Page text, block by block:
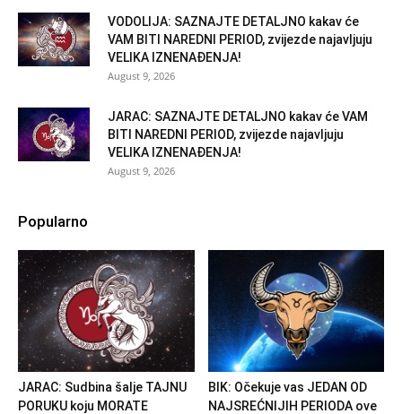
VODOLIJA: SAZNAJTE DETALJNO kakav će
VAM BITI NAREDNI PERIOD, zvijezde najavljuju
VELIKA IZNENAĐENJA!
August 9, 2026
JARAC: SAZNAJTE DETALJNO kakav će VAM
BITI NAREDNI PERIOD, zvijezde najavljuju
VELIKA IZNENAĐENJA!
August 9, 2026
Popularno
JARAC: Sudbina šalje TAJNU
PORUKU koju MORATE
BIK: Očekuje vas JEDAN OD
NAJSREĆNIJIH PERIODA ove